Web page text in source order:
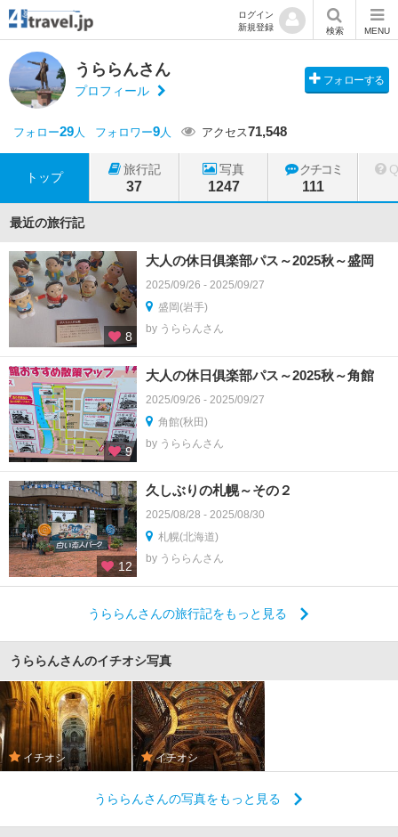
ログイン
新規登録
検索 MENU
うららんさん
プロフィール
フォローする
フォロー29人 フォロワー9人 アクセス71,548
トップ
旅行記
37
写真
1247
クチコミ
111
最近の旅行記
8
大人の休日俱楽部パス～2025秋～盛岡
2025/09/26 - 2025/09/27
盛岡(岩手)
by うららんさん
9
大人の休日俱楽部パス～2025秋～角館
2025/09/26 - 2025/09/27
角館(秋田)
by うららんさん
12
久しぶりの札幌～その２
2025/08/28 - 2025/08/30
札幌(北海道)
by うららんさん
うららんさんの旅行記をもっと見る
うららんさんのイチオシ写真
イチオシ イチオシ
うららんさんの写真をもっと見る